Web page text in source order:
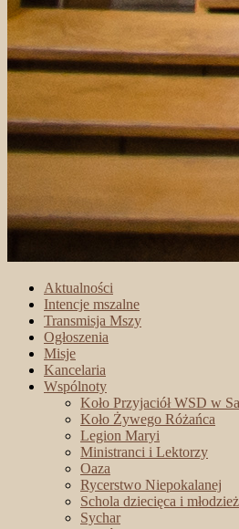
Aktualności
Intencje mszalne
Transmisja Mszy
Ogłoszenia
Misje
Kancelaria
Wspólnoty
Koło Przyjaciół WSD w
Koło Żywego Różańca
Legion Maryi
Ministranci i Lektorzy
Oaza
Rycerstwo Niepokalanej
Schola dziecięca i
Sychar